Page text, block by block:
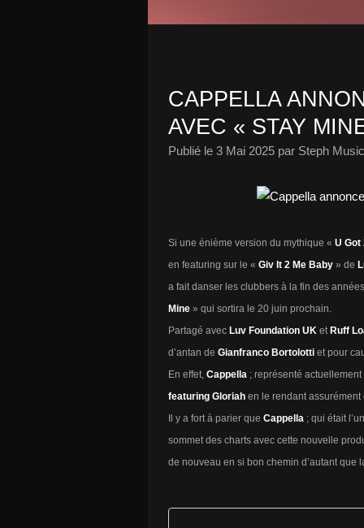
CAPPELLA
AVEC « STAY
Publié le 3 Mai 2025 par Steph
Si une énième version du mythique « U Got
en featuring sur le « Giv It 2 Me Baby » de
a fait danser les clubbers à la fin des
Mine » qui sortira le 20 juin prochain.
Partagé avec Luv Foundation UK etRuff
d’antan de Gianfranco Bortolotti et pour
En effet, Cappella ; représenté
featuring Gloriah en le rendant
Il y a fort à parier que Cappella ; qui était
sommet des charts avec cette nouvelle
de nouveau en si bon chemin d’autant que